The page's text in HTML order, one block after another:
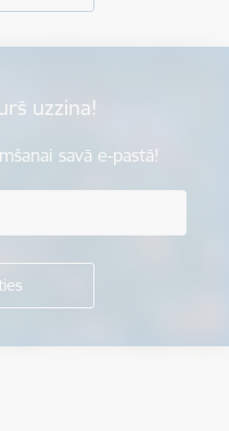
uzzina!
savā e-pastā!